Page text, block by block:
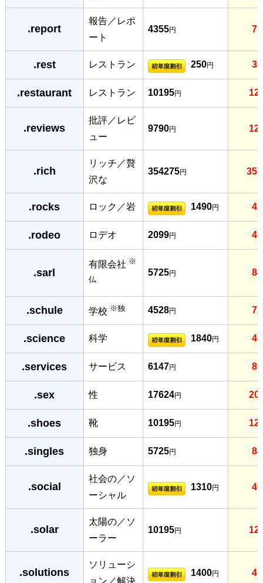
.report
報告／レポ
ート
4355円
.rest レストラン 250円
.restaurant レストラン 10195円
.reviews
批評／レビ
ュー
9790円
.rich
リッチ／贅
沢な
354275円
.rocks ロック／岩 1490円
.rodeo ロデオ 2099円
.sarl
有限会社 ※
仏
5725円
.schule 学校 ※独 4528円
.science 科学 1840円
.services サービス 6147円
.sex 性 17624円
.shoes 靴 10195円
.singles 独身 5725円
.social
社会の／ソ
ーシャル
1310円
.solar
太陽の／ソ
ーラー
10195円
.solutions
ソリューシ
ョン／解決
1400円